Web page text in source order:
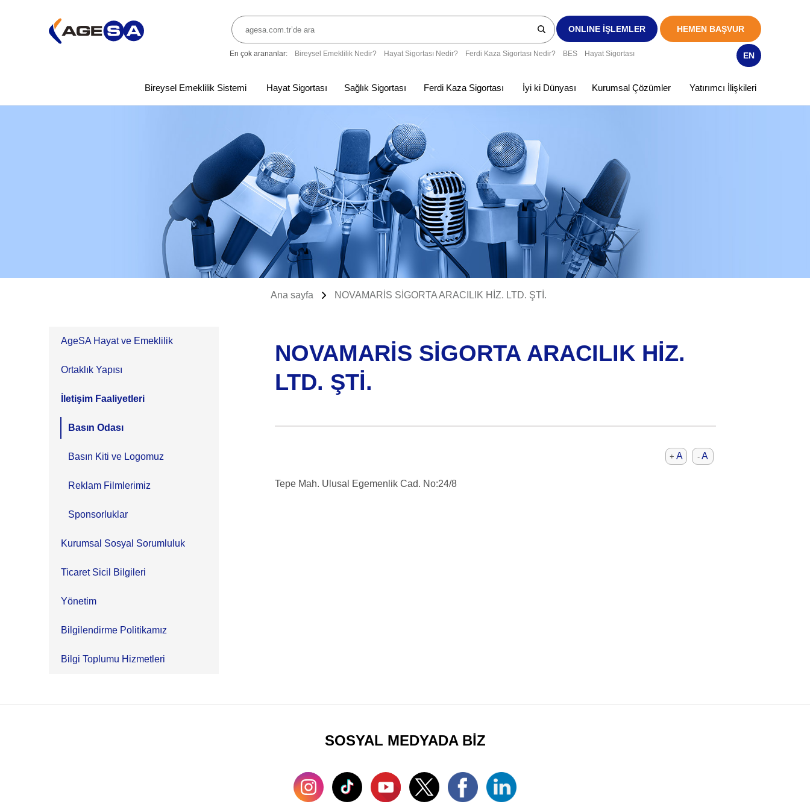
ONLINE İŞLEMLER HEMEN BAŞVUR
EN
En çok arananlar: Bireysel Emeklilik Nedir? Hayat Sigortası Nedir? Ferdi Kaza Sigortası Nedir? BES Hayat Sigortası
Bireysel Emeklilik Sistemi Hayat Sigortası Sağlık Sigortası Ferdi Kaza Sigortası İyi ki Dünyası Kurumsal Çözümler Yatırımcı İlişkileri
Ana sayfa NOVAMARİS SİGORTA ARACILIK HİZ. LTD. ŞTİ.
AgeSA Hayat ve Emeklilik
Ortaklık Yapısı
İletişim Faaliyetleri
Basın Odası
Basın Kiti ve Logomuz
Reklam Filmlerimiz
Sponsorluklar
Kurumsal Sosyal Sorumluluk
Ticaret Sicil Bilgileri
Yönetim
Bilgilendirme Politikamız
Bilgi Toplumu Hizmetleri
NOVAMARİS SİGORTA ARACILIK HİZ.
LTD. ŞTİ.
-A
+ A
Tepe Mah. Ulusal Egemenlik Cad. No:24/8
SOSYAL MEDYADA BİZ